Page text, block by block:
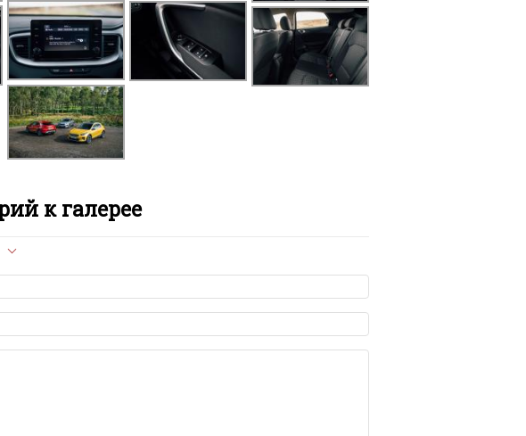
к галерее
на сайте, вам нужно придерживаться
быть слишком короткой — избегайте односложных и чисто
от предмета обсуждения.
в комментарие оскорбления и нецензурную лексику, а
и высказывания, направленные на разжигание расовой,